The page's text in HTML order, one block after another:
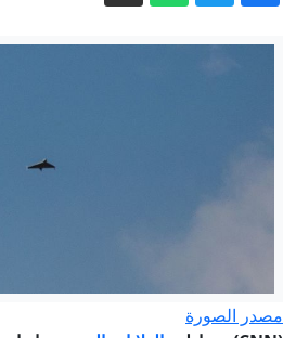
الكاميرات
إسرائيلية
الحنية جنوبتحليل.. كيف
سكر
إيران.. اتفاق
مصدر الصورة